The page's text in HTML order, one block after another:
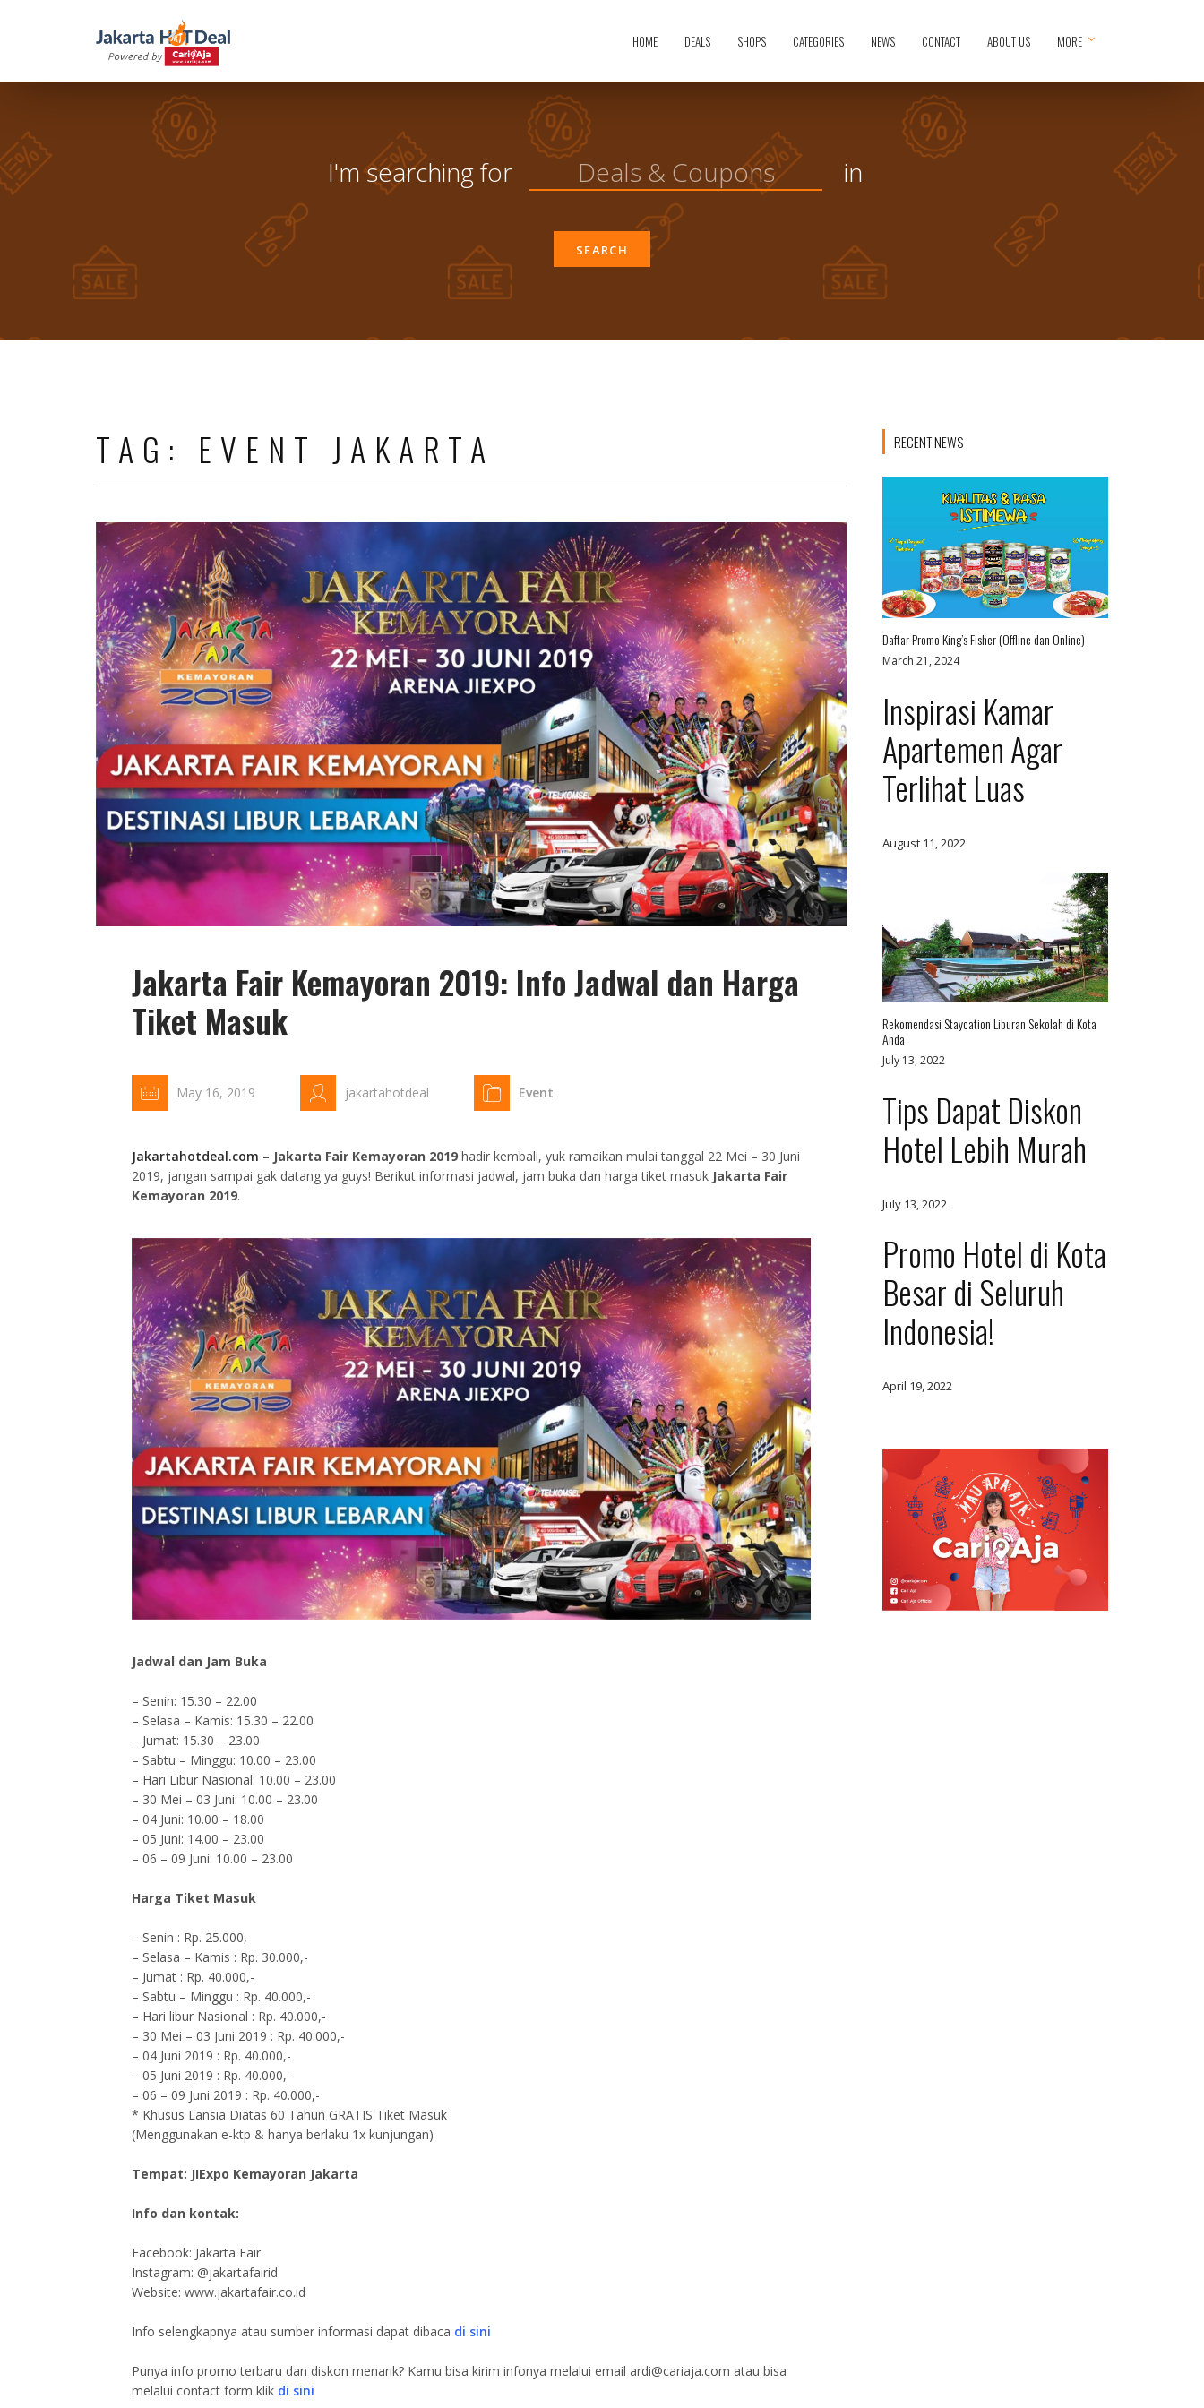
HOME DEALS SHOPS CATEGORIES NEWS CONTACT ABOUT US MORE
I'm searching for in
SEARCH
TAG: EVENT JAKARTA
Jakarta Fair Kemayoran 2019: Info Jadwal dan Harga
Tiket Masuk
May 16, 2019 jakartahotdeal Event
Jakartahotdeal.com – Jakarta Fair Kemayoran 2019 hadir kembali, yuk ramaikan mulai tanggal 22 Mei – 30 Juni
2019, jangan sampai gak datang ya guys! Berikut informasi jadwal, jam buka dan harga tiket masuk Jakarta Fair
Kemayoran 2019.
Jadwal dan Jam Buka
– Senin: 15.30 – 22.00
– Selasa – Kamis: 15.30 – 22.00
– Jumat: 15.30 – 23.00
– Sabtu – Minggu: 10.00 – 23.00
– Hari Libur Nasional: 10.00 – 23.00
– 30 Mei – 03 Juni: 10.00 – 23.00
– 04 Juni: 10.00 – 18.00
– 05 Juni: 14.00 – 23.00
– 06 – 09 Juni: 10.00 – 23.00
Harga Tiket Masuk
– Senin : Rp. 25.000,-
– Selasa – Kamis : Rp. 30.000,-
– Jumat : Rp. 40.000,-
– Sabtu – Minggu : Rp. 40.000,-
– Hari libur Nasional : Rp. 40.000,-
– 30 Mei – 03 Juni 2019 : Rp. 40.000,-
– 04 Juni 2019 : Rp. 40.000,-
– 05 Juni 2019 : Rp. 40.000,-
– 06 – 09 Juni 2019 : Rp. 40.000,-
* Khusus Lansia Diatas 60 Tahun GRATIS Tiket Masuk
(Menggunakan e-ktp & hanya berlaku 1x kunjungan)
Tempat: JIExpo Kemayoran Jakarta
Info dan kontak:
Facebook: Jakarta Fair
Instagram: @jakartafairid
Website: www.jakartafair.co.id
Info selengkapnya atau sumber informasi dapat dibaca di sini
Punya info promo terbaru dan diskon menarik? Kamu bisa kirim infonya melalui email ardi@cariaja.com atau bisa
melalui contact form klik di sini
RECENT NEWS
Daftar Promo King’s Fisher (Offline dan Online)
March 21, 2024
Inspirasi Kamar
Apartemen Agar
Terlihat Luas
August 11, 2022
Rekomendasi Staycation Liburan Sekolah di Kota
Anda
July 13, 2022
Tips Dapat Diskon
Hotel Lebih Murah
July 13, 2022
Promo Hotel di Kota
Besar di Seluruh
Indonesia!
April 19, 2022